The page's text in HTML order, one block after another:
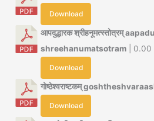
Download
आपदुद्धारक श्रीहनूमत्स्तोत्रम्
shreehanumatsotram | 0.00
Download
गोष्ठेश्वराष्टकम्
Download